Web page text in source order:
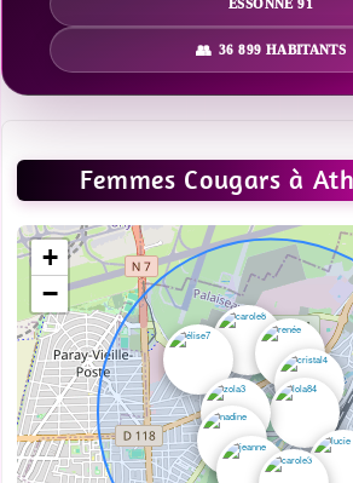
ESSONNE 91
36 899 HABITANTS
Femmes Cougars à
+
−